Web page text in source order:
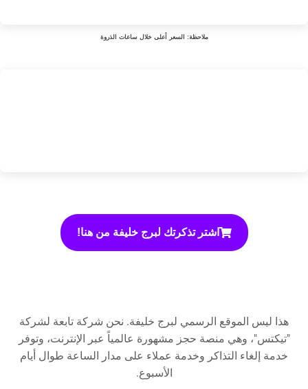
ملاحظة: السعر أعلى خلال ساعات الذروة
اشتر تذكرتك لبرج خليفة من هنا!
هذا ليس الموقع الرسمي لبرج خليفة. نحن شركة تابعة لشركة
"تيكتس"، وهي منصة حجز مشهورة عالمياً عبر الإنترنت، وتوفر
خدمة إلغاء التذاكر وخدمة عملاء على مدار الساعة طوال أيام
الأسبوع.